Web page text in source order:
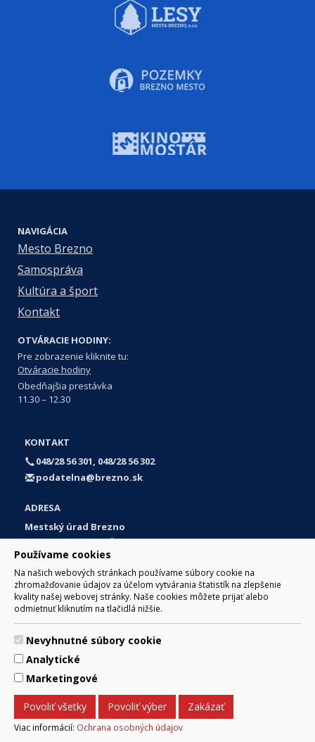
Používame cookies
Na našich webových stránkach používame súbory cookie na
zhromažďovanie údajov za účelom vytvárania štatistík na zlepšenie
kvality našej webovej stránky. Naše cookies môžete prijať alebo
odmietnuť kliknutím na tlačidlá nižšie.
Nevyhnutné súbory cookie
Analytické
Marketingové
Povoliť všetky Povoliť výber Zakázať
Viac informácií: Ochrana osobných údajov
NAVIGÁCIA
Mesto Brezno
Samospráva
Kultúra a šport
Kontakt
OTVÁRACIE HODINY:
Pre zobrazenie kliknite tu:
Otváracie hodiny
Obedňajšia prestávka
11.30 – 12.30
KONTAKT
048/28 56 301, 048/28 56 302
podatelna@brezno.sk
ADRESA
Mestský úrad Brezno
Námestie gen. M. R. Štefánika 1
977 01 Brezno
Slovakia (Slovak Republic)
© 2017 Mesto Brezno, Námestie gen. M. R. Štefánika 1, Brezno
977 01 Tel.: 048/28 56 301, 048/28 56 302 Email:
Za obsah zodpovedá Mesto Brezno. Technický prevádzkovateľ:
Arrabella, s.r.o. , Pod Donátom 12/136 Žiar nad Hronom 965 01
podpora@internetova-stranka.sk
Prehlásenie o prístupnosti
Ochrana osobných údajov